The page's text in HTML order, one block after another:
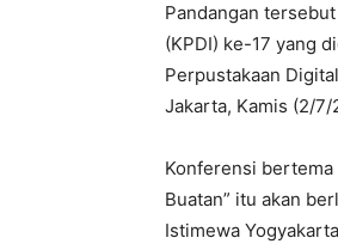
Pandangan
(KPDI) ke-17 yang
Perpustakaan
Jakarta, Kamis (2/7/
Konferensi bertema
Buatan” itu akan
Istimewa